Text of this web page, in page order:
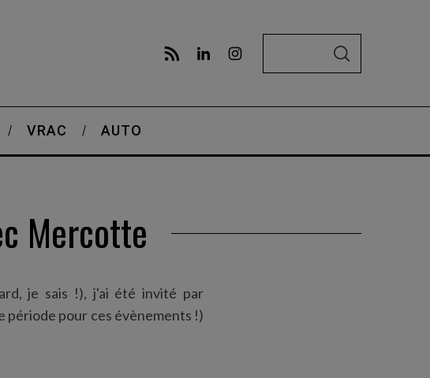
r
h
S
VRAC AUTO
Mercotte
je sais !), j'ai été invité par
période pour ces évènements !)